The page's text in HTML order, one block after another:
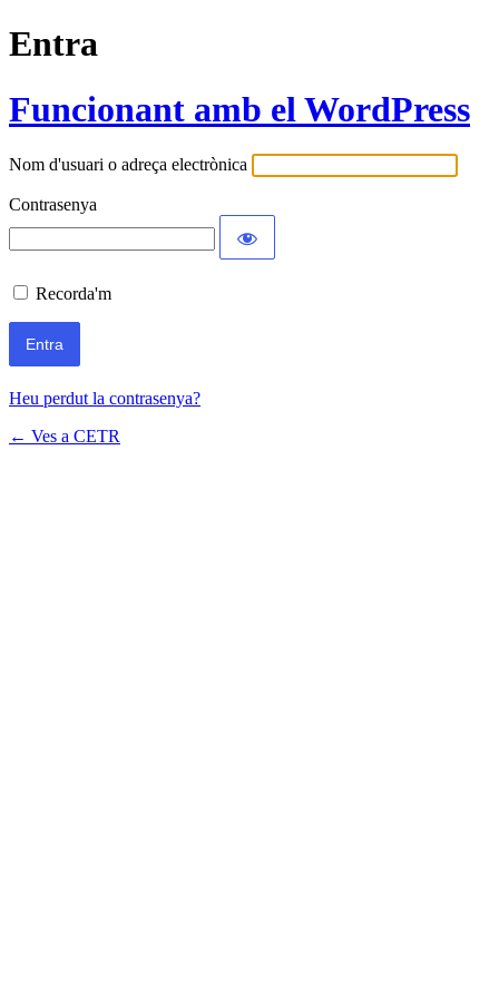
Entra
Funcionant amb el WordPress
Nom d'usuari o adreça electrònica
Contrasenya
Recorda'm
Heu perdut la contrasenya?
← Ves a CETR